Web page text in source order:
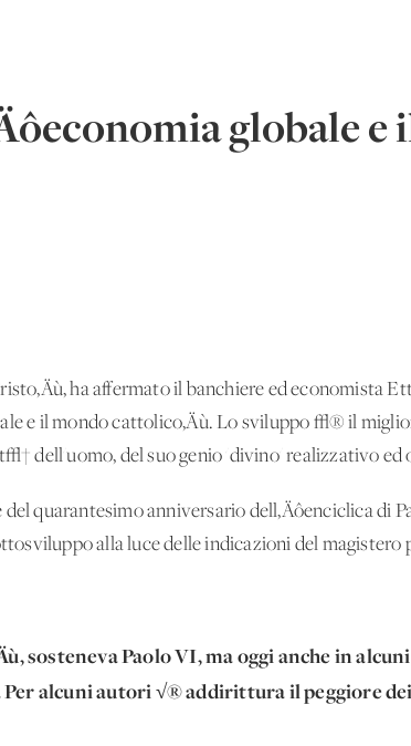
globale e
ha affermato il banchiere ed economista
e il mondo cattolico‚Äù. Lo sviluppo √® il
dell'uomo, del suo genio 'divino' realizzativo ed
quarantesimo anniversario dell‚Äôenciclica di
alla luce delle indicazioni del magistero
sosteneva Paolo VI, ma oggi anche in
alcuni autori √® addirittura il peggiore